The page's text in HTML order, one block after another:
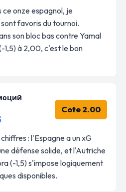
ce onze espagnol, je
favoris du tournoi.
son bloc bas contre Yamal
à 2,00, c'est le bon
Cote 2.00
: l'Espagne a un xG
défense solide, et l'Autriche
(-1,5) s'impose logiquement
disponibles.